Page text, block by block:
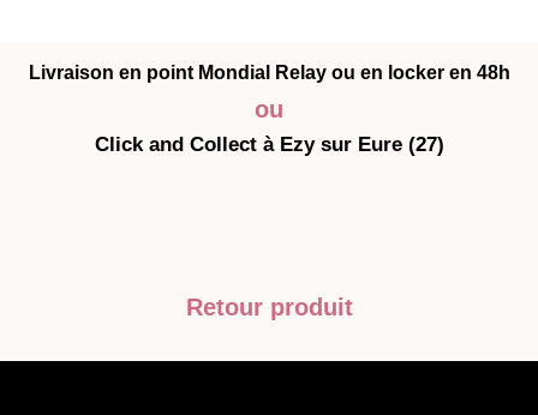
Livraison en point Mondial Relay ou en locker en 48h
ou
Click and Collect à Ezy sur Eure (27)
Retour produit